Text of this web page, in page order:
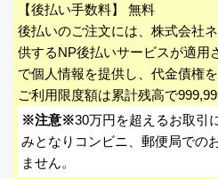
【後払い手数料】 無料
後払いのご注文には、株式会社
供するNP後払いサービスが適用
で個人情報を提供し、代金債権を
ご利用限度額は累計残高で
※注意※30万円を超えるお取引
みとなりコンビニ、郵便局での
ません。